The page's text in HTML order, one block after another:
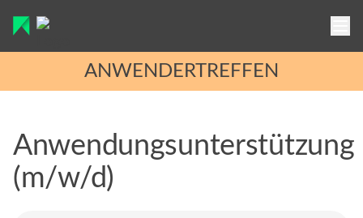
FUNKTIONEN
PREISE
ANWENDERTREFFEN
Anwendungsunterstützung
(m/w/d)Projektmanagement